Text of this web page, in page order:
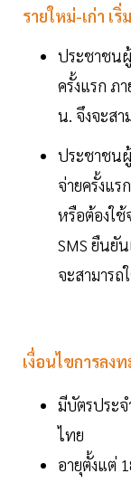
รายใหม่-เก่า เ
ประชาชน
ครั้งแรก ภ
น. จึงจะสา
ประชาชน
จ่ายครั้งแร
หรือต้องใช้
SMS ยืนยั
จะสามารถ
เงื่อนไขการลง
มีบัตรประ
ไทย
อายุตั้งแต่